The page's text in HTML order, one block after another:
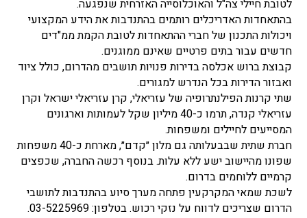
לטובת חיילי צה"ל והאוכלוסייה האזרחית שנפגעה.
בהתאחדות האדריכלים רותמים בהתנדבות את הידע המקצועי
ויכולות התכנון של חברי ההתאחדות לטובת הקמת ממ"דים
חדשים עבור בתים פרטיים שאינם ממוגנים.
קבוצת ברוש אכלסה בדירות פנויות תושבים מהדרום, כולל ציוד
ואבזור הדירות בכל הנדרש למגורים.
שתי קרנות הפילנתרופיה של עזריאלי, קרן עזריאלי ישראל וקרן
עזריאלי קנדה, תרמו כ-40 מיליון שקל לעמותות וארגונים
המסייעים לחיילים ומשפחות.
חברת שתית שבבעלותה גם מלון ״קדם״, מארחת כ-40 משפחות
שפונו מהיישוב ישע ללא עלות. בנוסף רכשה החברה, שכפצים
קרמיים ללוחמים בדרום.
לשכת שמאי המקרקעין פתחה מערך סיוע בהתנדבות לתושבי
הדרום שצריכים לדווח על נזקי רכוש. בטלפון: 03-5225969.